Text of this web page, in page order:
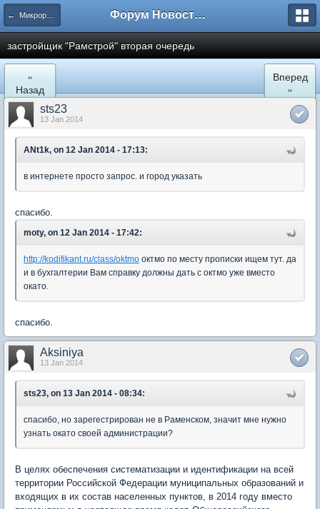
← Микрорайон Солнечный (ул. Лучистая 1, 2, 3) Форум Новостройки
застройщик "Рамстрой" вторая очередь
«
Назад
Вперед
»
sts23
13 Jan 2014
ANt1k, on 12 Jan 2014 - 17:13:
в интернете просто запрос. и город указать
спасибо.
moty, on 12 Jan 2014 - 17:42:
http://kodifikant.ru/class/oktmo октмо по месту прописки ищем тут. да
и в бухгалтерии Вам справку должны дать с октмо уже вместо
окато.
спасибо.
Aksiniya
13 Jan 2014
sts23, on 13 Jan 2014 - 08:34:
спасибо, но зарегестрирован не в Раменском, значит мне нужно
узнать окато своей администрации?
В целях обеспечения систематизации и идентификации на всей
территории Российской Федерации муниципальных образований и
входящих в их состав населенных пунктов, в 2014 году вместо